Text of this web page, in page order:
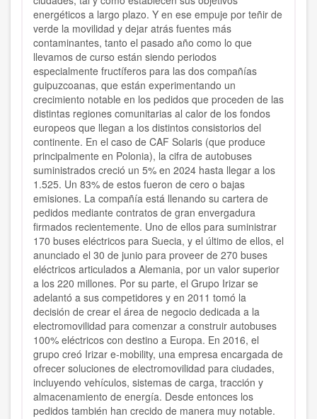
energéticos a largo plazo. Y en ese empuje por teñir de
verde la movilidad y dejar atrás fuentes más
contaminantes, tanto el pasado año como lo que
llevamos de curso están siendo periodos
especialmente fructíferos para las dos compañías
guipuzcoanas, que están experimentando un
crecimiento notable en los pedidos que proceden de las
distintas regiones comunitarias al calor de los fondos
europeos que llegan a los distintos consistorios del
continente. En el caso de CAF Solaris (que produce
principalmente en Polonia), la cifra de autobuses
suministrados creció un 5% en 2024 hasta llegar a los
1.525. Un 83% de estos fueron de cero o bajas
emisiones. La compañía está llenando su cartera de
pedidos mediante contratos de gran envergadura
firmados recientemente. Uno de ellos para suministrar
170 buses eléctricos para Suecia, y el último de ellos, el
anunciado el 30 de junio para proveer de 270 buses
eléctricos articulados a Alemania, por un valor superior
a los 220 millones. Por su parte, el Grupo Irizar se
adelantó a sus competidores y en 2011 tomó la
decisión de crear el área de negocio dedicada a la
electromovilidad para comenzar a construir autobuses
100% eléctricos con destino a Europa. En 2016, el
grupo creó Irizar e-mobility, una empresa encargada de
ofrecer soluciones de electromovilidad para ciudades,
incluyendo vehículos, sistemas de carga, tracción y
almacenamiento de energía. Desde entonces los
pedidos también han crecido de manera muy notable.